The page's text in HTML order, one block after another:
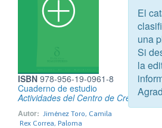
ISBN 978-956-19-0961-8
Cuaderno de estudio
Actividades del Centro de Creación
Autor: Jiménez Toro, Camila
Rex Correa, Paloma
El
una
Si
la